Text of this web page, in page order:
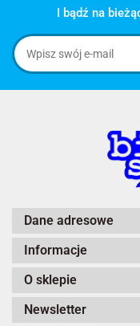
I bądź na
Dane adresowe
Informacje
O sklepie
Newsletter